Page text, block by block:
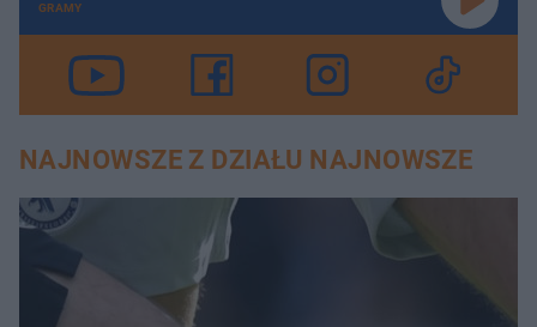
GRAMY
NAJNOWSZE Z DZIAŁU NAJNOWSZE